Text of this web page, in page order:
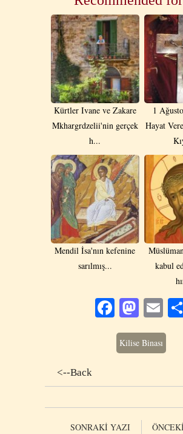
Kürtler Ivane ve Zakare
Mkhargrdzelii'nin gerçek
h...
1
Hayat
Mendil İsa'nın kefenine
sarılmış...
kabul
Kilise Binası
<--Back
SONRAKİ YAZI